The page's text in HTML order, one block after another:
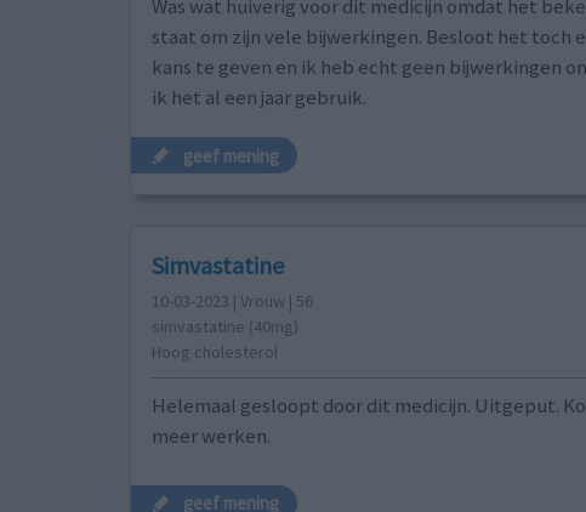
Was wat huiverig voor dit medicijn omdat het
staat om zijn vele bijwerkingen. Besloot het toch
kans te geven en ik heb echt geen bijwerkingen
ik het al een jaar gebruik.
geef mening
Simvastatine
10-03-2023 | Vrouw | 56
simvastatine (40mg)
Hoog cholesterol
Helemaal gesloopt door dit medicijn. Uitgeput.
meer werken.
geef mening